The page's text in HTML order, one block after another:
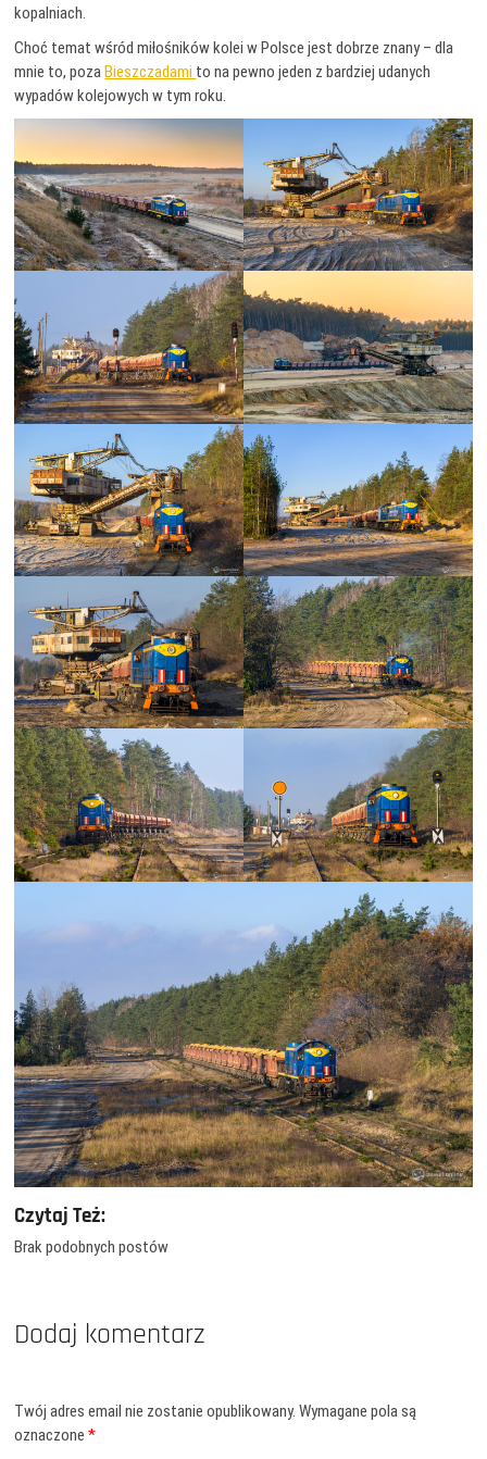
kopalniach.
Choć temat wśród miłośników kolei w Polsce jest dobrze znany – dla
mnie to, pozaBieszczadami to na pewno jeden z bardziej udanych
wypadów kolejowych w tym roku.
Czytaj Też:
Brak podobnych postów
Dodaj komentarz
Twój adres email nie zostanie opublikowany. Wymagane pola są
oznaczone*